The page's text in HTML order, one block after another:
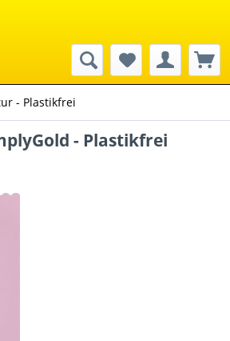
- Plastikfrei
- Plastikfrei